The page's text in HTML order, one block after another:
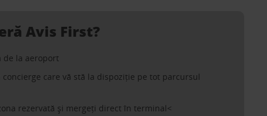
Avis First?
de la aeroport
care vă stă la dispoziție pe tot parcursul
rezervată și mergeți direct în terminal<